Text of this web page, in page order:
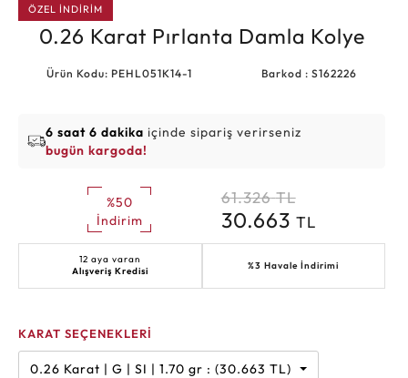
ÖZEL İNDİRİM
0.26 Karat Pırlanta Damla Kolye
Ürün Kodu: PEHL051K14-1 Barkod : S162226
6 saat 6 dakika içinde sipariş verirseniz
bugün kargoda!
%50
İndirim
61.326 TL
30.663 TL
12 aya varan
Alışveriş Kredisi
%3 Havale İndirimi
KARAT SEÇENEKLERİ
0.26 Karat | G | SI | 1.70 gr : (30.663 TL)